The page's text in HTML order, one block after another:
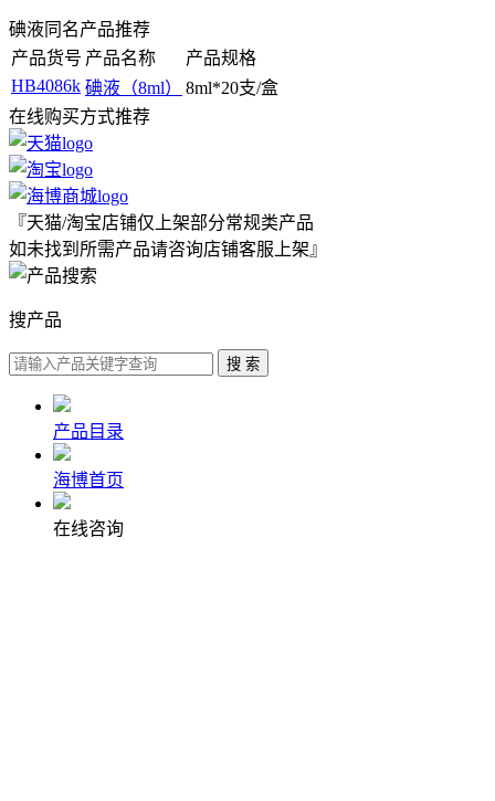
碘液同名产品推荐
产品货号 产品名称
产品规格
HB4086k 碘液（8ml）
8ml*20支/盒
在线购买方式推荐
『天猫/淘宝店铺仅上架部分常规类产品
如未找到所需产品请咨询店铺客服上架』
搜产品
产品目录
海博首页
在线咨询